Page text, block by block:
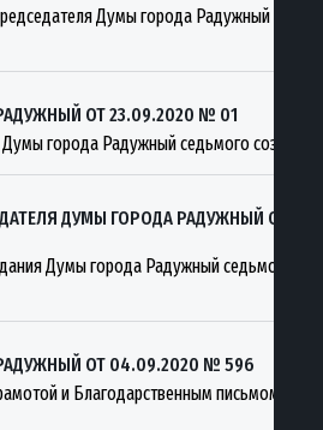
Думы города Радужный
ОТ 23.09.2020 № 01
города Радужный седьмого созыва
ДУМЫ ГОРОДА РАДУЖНЫЙ ОТ
Думы города Радужный седьмого
ОТ 04.09.2020 № 596
и Благодарственным письмом